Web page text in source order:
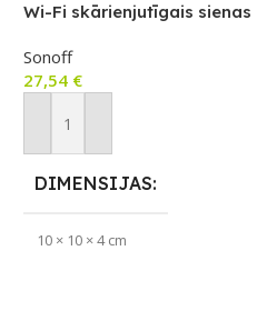
Wi-Fi skārienjutīgais sienas
Sonoff
27,54 €
Pievienot Grozam
DIMENSIJAS
10 × 10 × 4 cm